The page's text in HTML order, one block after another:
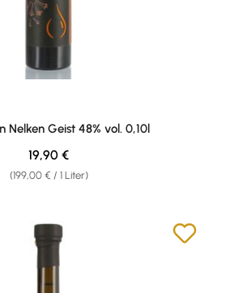
Nelken Geist 48% vol. 0,10l
(199,00 € / 1 Liter)
Regulärer Preis:
19,90 €